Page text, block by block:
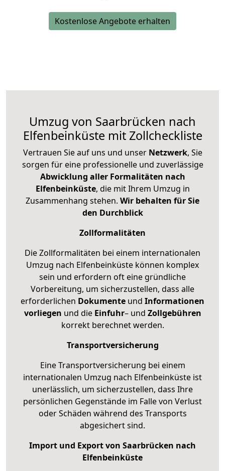
Kostenlose Angebote erhalten
Umzug von Saarbrücken nach
Elfenbeinküste mit Zollcheckliste
Vertrauen Sie auf uns und unser Netzwerk, Sie
sorgen für eine professionelle und zuverlässige
Abwicklung aller Formalitäten nach
Elfenbeinküste, die mit Ihrem Umzug in
Zusammenhang stehen. Wir behalten für Sie
den Durchblick
Zollformalitäten
Die Zollformalitäten bei einem internationalen
Umzug nach Elfenbeinküste können komplex
sein und erfordern oft eine gründliche
Vorbereitung, um sicherzustellen, dass alle
erforderlichen Dokumente und Informationen
vorliegen und die Einfuhr– und Zollgebühren
korrekt berechnet werden.
Transportversicherung
Eine Transportversicherung bei einem
internationalen Umzug nach Elfenbeinküste ist
unerlässlich, um sicherzustellen, dass Ihre
persönlichen Gegenstände im Falle von Verlust
oder Schäden während des Transports
abgesichert sind.
Import und Export von Saarbrücken nach
Elfenbeinküste